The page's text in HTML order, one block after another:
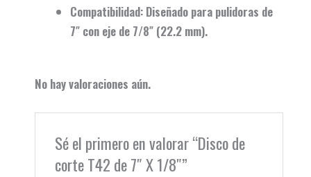
Compatibilidad: Diseñado para pulidoras de
7″ con eje de 7/8″ (22.2 mm).
No hay valoraciones aún.
Sé el primero en valorar “Disco de
corte T42 de 7″ X 1/8″”